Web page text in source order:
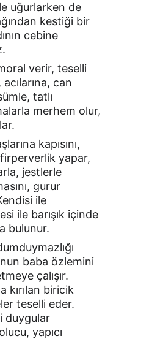
uğurlarken de
kestiği bir
cebine
verir, teselli
can
tatlı
merhem olur,
kapısını,
yapar,
jestlerle
gurur
ile
ile barışık içinde
bulunur.
baba özlemini
çalışır.
kırılan biricik
teselli eder.
duygular
yapıcı